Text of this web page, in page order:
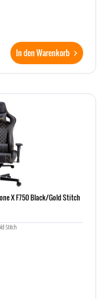
In den Warenkorb
X F750 Black/Gold Stitch
Stitch